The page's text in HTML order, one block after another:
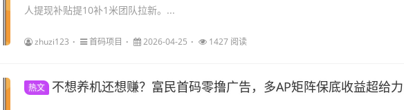
人提现补贴提10补1米团队拉新。...
zhuzi123 首码项目 2026-04-25 1427 阅读
热文 不想养机还想赚？富民首码零撸广告，多AP矩阵保底收益超给力